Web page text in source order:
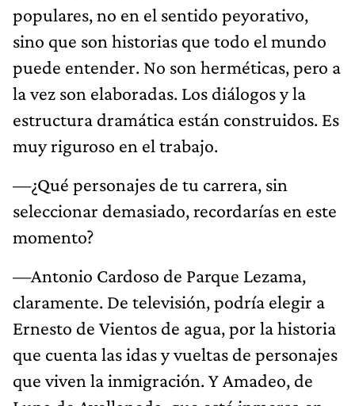
populares, no en el sentido peyorativo,
sino que son historias que todo el mundo
puede entender. No son herméticas, pero a
la vez son elaboradas. Los diálogos y la
estructura dramática están construidos. Es
muy riguroso en el trabajo.
—¿Qué personajes de tu carrera, sin
seleccionar demasiado, recordarías en este
momento?
—Antonio Cardoso de Parque Lezama,
claramente. De televisión, podría elegir a
Ernesto de Vientos de agua, por la historia
que cuenta las idas y vueltas de personajes
que viven la inmigración. Y Amadeo, de